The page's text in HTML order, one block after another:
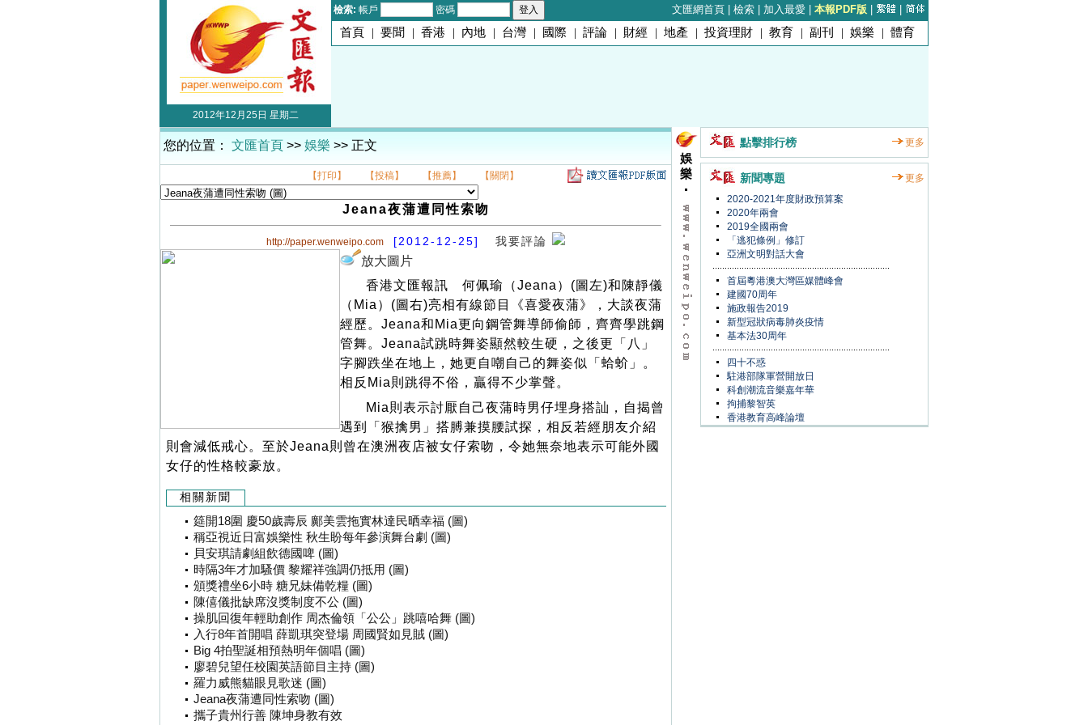
檢索: 帳戶 密碼 文匯網首頁 檢索 加入最愛 本報PDF版
首頁 | 要聞 | 香港 | 內地 | 台灣 | 國際 | 評論 | 財經 | 地產 | 投資理財 | 教育 | 副刊 | 娛樂 | 體育
2012年12月25日 星期二
您的位置： 文匯首頁 >> 娛樂 >> 正文
【打印】 【投稿】 【推薦】 【關閉】
Jeana夜蒲遭同性索吻
http://paper.wenweipo.com [2012-12-25] 我要評論
放大圖片
香港文匯報訊 何佩瑜（Jeana）(圖左)和陳靜儀
（Mia）(圖右)亮相有線節目《喜愛夜蒲》，大談夜蒲
經歷。Jeana和Mia更向鋼管舞導師偷師，齊齊學跳鋼
管舞。Jeana試跳時舞姿顯然較生硬，之後更「八」
字腳跌坐在地上，她更自嘲自己的舞姿似「蛤蚧」。
相反Mia則跳得不俗，贏得不少掌聲。
Mia則表示討厭自己夜蒲時男仔埋身搭訕，自揭曾
遇到「猴擒男」搭膊兼摸腰試探，相反若經朋友介紹
則會減低戒心。至於Jeana則曾在澳洲夜店被女仔索吻，令她無奈地表示可能外國
女仔的性格較豪放。
相關新聞
筵開18圍 慶50歲壽辰 鄺美雲拖實林達民晒幸福 (圖)
稱亞視近日富娛樂性 秋生盼每年參演舞台劇 (圖)
貝安琪請劇組飲德國啤 (圖)
時隔3年才加騷價 黎耀祥強調仍抵用 (圖)
頒獎禮坐6小時 糖兄妹備乾糧 (圖)
陳僖儀批缺席沒獎制度不公 (圖)
操肌回復年輕助創作 周杰倫領「公公」跳嘻哈舞 (圖)
入行8年首開唱 薛凱琪突登場 周國賢如見賊 (圖)
Big 4拍聖誕相預熱明年個唱 (圖)
廖碧兒望任校園英語節目主持 (圖)
羅力威熊貓眼見歌迷 (圖)
Jeana夜蒲遭同性索吻 (圖)
攜子貴州行善 陳坤身教有效
娛
樂
點擊排行榜 更多
新聞專題
更多
2020-2021年度財政預算案
2020年兩會
2019全國兩會
「逃犯條例」修訂
亞洲文明對話大會
首屆粵港澳大灣區媒體峰會
建國70周年
施政報告2019
新型冠狀病毒肺炎疫情
基本法30周年
四十不惑
駐港部隊軍營開放日
科創潮流音樂嘉年華
拘捕黎智英
香港教育高峰論壇